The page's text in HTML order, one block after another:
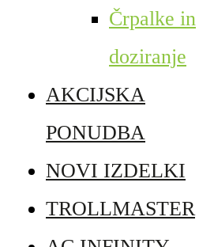
Črpalke in
doziranje
AKCIJSKA
PONUDBA
NOVI IZDELKI
TROLLMASTER